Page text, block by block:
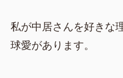
私が中居さんを好きな
球愛があります。